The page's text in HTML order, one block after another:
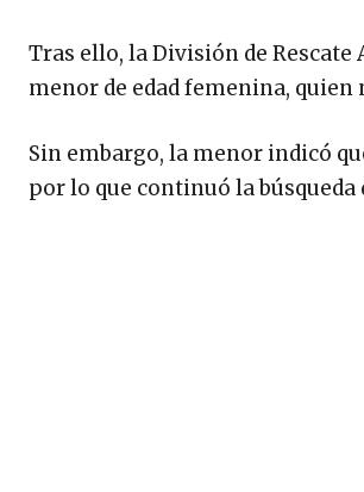
Tras ello, la División de
menor de edad femenina, quien
Sin embargo, la menor indicó
por lo que continuó la búsqueda